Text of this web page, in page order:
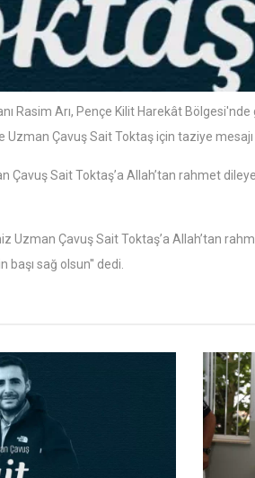
Rasim Arı, Pençe Kilit Harekât Bölgesi'nde
Çavuş Sait Toktaş için taziye mesajı
Çavuş Sait Toktaş’a Allah’tan rahmet
Uzman Çavuş Sait Toktaş’a Allah’tan
sağ olsun'' dedi.